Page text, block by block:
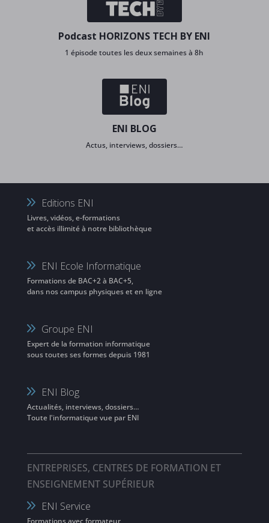
Podcast HORIZONS TECH BY ENI
1 épisode toutes les deux semaines à 8h
ENI BLOG
Actus, interviews, dossiers…
Editions ENI
Livres, vidéos, e-formations
et accès illimité à notre bibliothèque
ENI Ecole Informatique
Formations de BAC+2 à BAC+5,
dans nos campus physiques et en ligne
Groupe ENI
Expert de la formation informatique
sous toutes ses formes depuis 1981
ENI Blog
Actualités, interviews, dossiers…
Toute l'informatique vue par ENI
ENTREPRISES, CENTRES DE FORMATION ET
ENSEIGNEMENT SUPÉRIEUR
ENI Service